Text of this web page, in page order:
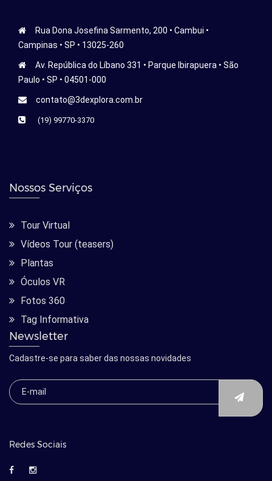
Rua Dona Josefina Sarmento, 200 • Cambui •
Campinas • SP • 13025-260
Av. República do Líbano 331 • Parque Ibirapuera • São
Paulo • SP • 04501-000
contato@3dexplora.com.br
(19) 99770-3370
Nossos Serviços
Tour Virtual
Vídeos Tour (teasers)
Plantas
Óculos VR
Fotos 360
Tag Informativa
Newsletter
Cadastre-se para saber das nossas novidades
Redes Sociais